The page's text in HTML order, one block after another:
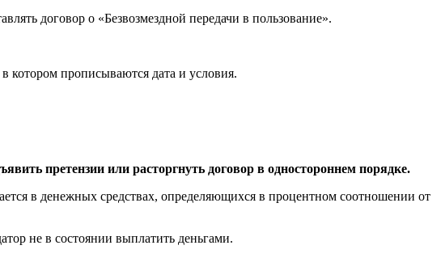
договор о «Безвозмездной передачи в пользование».
котором прописываются дата и условия.
претензии или расторгнуть договор в одностороннем порядке.
в денежных средствах, определяющихся в процентном соотношении от
не в состоянии выплатить деньгами.